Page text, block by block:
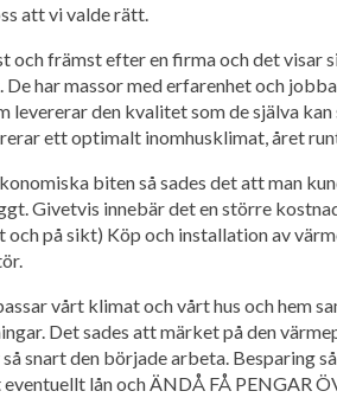
att vi valde rätt.
och främst efter en firma och det visar
De har massor med erfarenhet och
levererar den kvalitet som de själva kan
ett optimalt inomhusklimat, året
biten så sades det att man
Givetvis innebär det en större
på sikt) Köp och installation av
vårt klimat och vårt hus och hem
Det sades att märket på den
snart den började arbeta. Besparing
lån och ÄNDÅ FÅ PENGAR